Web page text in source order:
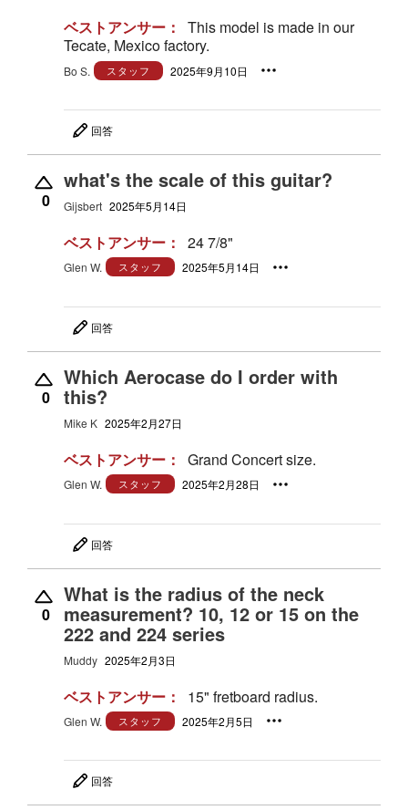
ベストアンサー：
This model is made in our
Tecate, Mexico factory.
Bo S. スタッフ 2025年9月10日
回答
0
what's the scale of this guitar?
Gijsbert 2025年5月14日
ベストアンサー： 24 7/8"
Glen W. スタッフ 2025年5月14日
回答
0
Which Aerocase do I order with
this?
Mike K 2025年2月27日
ベストアンサー： Grand Concert size.
Glen W. スタッフ 2025年2月28日
回答
0
What is the radius of the neck
measurement? 10, 12 or 15 on the
222 and 224 series
Muddy 2025年2月3日
ベストアンサー： 15" fretboard radius.
Glen W. スタッフ 2025年2月5日
回答